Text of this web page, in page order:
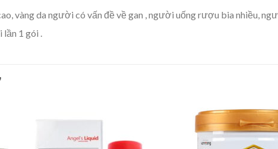
vàng da người có vấn đề về gan , người uống rượu bia nhiều,
1 gói .